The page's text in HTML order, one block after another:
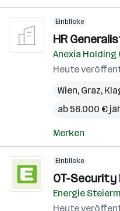
Einblicke
HR
Anexia Holding
Heute
Wien, Graz,
ab 56.000 €
Merken
Einblicke
OT-Security
Energie
Heute